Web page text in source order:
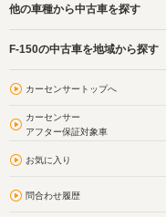
他の車種から中古車を探す
F-150の中古車を地域から探す
カーセンサートップへ
カーセンサー
アフター保証対象車
お気に入り
問合わせ履歴